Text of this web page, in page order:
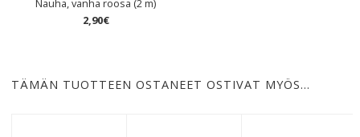
Nauha, vanha roosa (2 m)
2,90€
TÄMÄN TUOTTEEN OSTANEET OSTIVAT MYÖS…